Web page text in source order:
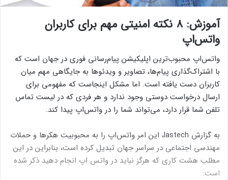
آموزش: ۸ نکته امنیتی مهم برای کاربران
واتس‌اپ
واتس‌اپ محبوب‌ترین اپلیکیشن پیام‌رسانی فوری در جهان است که
با اشتراک‌گذاری پیام‌ها، تصاویر و ویدئوها به جایگاهی مهم میان
کاربران دست یافته است. اما مشکل اینجاست که مفهومی برای
ارسال درخواست دوستی وجود ندارد و هر فردی که در لیست تماس
تلفن شما قرار دارد، می‌تواند شما را در واتس‌اپ پیدا کند.
به گزارش lastech، این امر واتس‌اپ را به محبوبیت هکرها و حملات
مهندسی اجتماعی در سراسر جهان تبدیل کرده است، بنابراین در این
مطلب هشت کاری که هرگز نباید در واتس اپ انجام دهید ذکر شده
است: